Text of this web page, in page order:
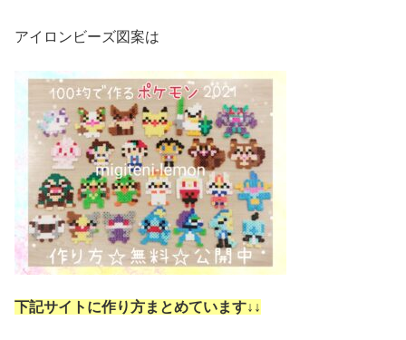
アイロンビーズ図案は
下記サイトに作り方まとめています↓ ↓